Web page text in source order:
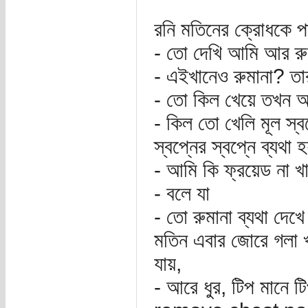
রনি মতিনের ক্রোধকে
- তো দেখি আমি আর
- এইখানেও রুমানা?
- তো কিল খেয়ে তখন
- কিল তো খেলি মূল
স্বপ্নের স্বপ্নে ব্যথা
- আমি কি ফ্রয়েড না
- বলে যা
- তো রুমানা ব্যথা
মতিন এবার জোরে গলা
যায়,
- আরে ধুর, টিপ মানে